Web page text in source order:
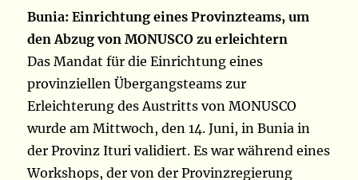
Bunia: Einrichtung eines Provinzteams, um
den Abzug von MONUSCO zu erleichtern
Das Mandat für die Einrichtung eines
provinziellen Übergangsteams zur
Erleichterung des Austritts von MONUSCO
wurde am Mittwoch, den 14. Juni, in Bunia in
der Provinz Ituri validiert. Es war während eines
Workshops, der von der Provinzregierung